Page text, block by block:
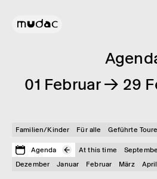
01 Februar → 29
Familien/Kinder Für alle Geführte
Agenda At this time
Dezember
Januar Februar März April